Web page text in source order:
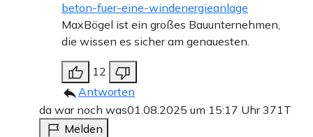
beton-fuer-eine-windenergieanlage
MaxBögel ist ein großes Bauunternehmen,
die wissen es sicher am genauesten.
12
Antworten
da war noch was01.08.2025 um 15:17 Uhr371T
Melden